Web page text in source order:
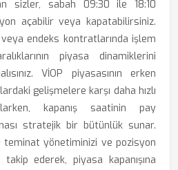
sizler, sabah 09:30 ile 18:10
açabilir veya kapatabilirsiniz.
endeks kontratlarında işlem
piyasa dinamiklerini
VİOP piyasasının erken
gelişmelere karşı daha hızlı
kapanış saatinin pay
stratejik bir bütünlük sunar.
yönetiminizi ve pozisyon
ederek, piyasa kapanışına